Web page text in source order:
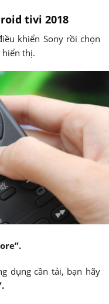
tivi 2018
khiển Sony rồi chọn
thị.
dụng cần tải, bạn hãy